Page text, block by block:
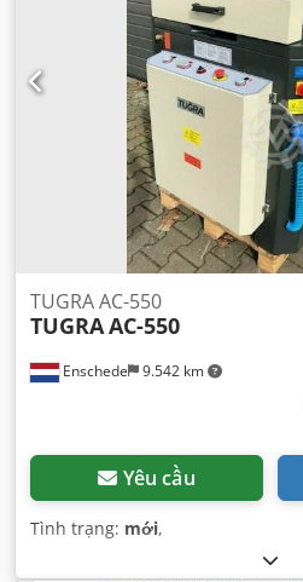
Enschede 9.542 km
TUGRA AC-550
TUGRAAC-550
Yêu cầu
Tình trạng: mới,